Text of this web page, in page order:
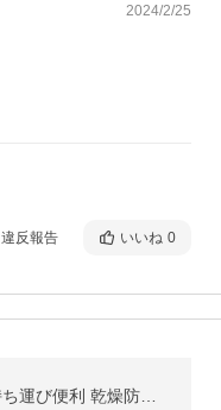
2024/2/25
違反報告 いいね 0